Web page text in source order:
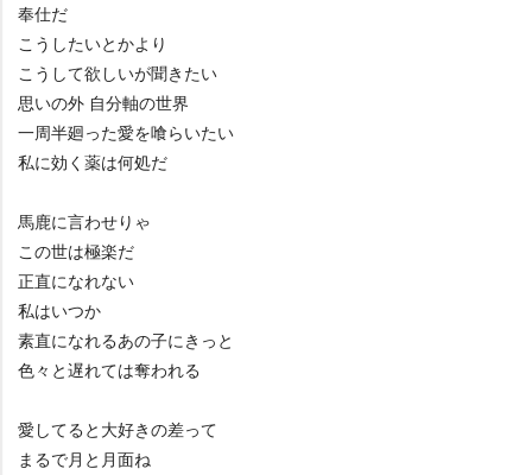
奉仕だ
こうしたいとかより
こうして欲しいが聞きたい
思いの外 自分軸の世界
一周半廻った愛を喰らいたい
私に効く薬は何処だ
馬鹿に言わせりゃ
この世は極楽だ
正直になれない
私はいつか
素直になれるあの子にきっと
色々と遅れては奪われる
愛してると大好きの差って
まるで月と月面ね